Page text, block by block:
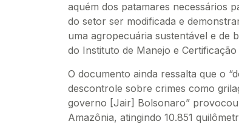
aquém dos patamares necessários
do setor ser modificada e
uma agropecuária sustentável e de
do Instituto de Manejo e
O documento ainda ressalta que o
descontrole sobre crimes como
governo [Jair] Bolsonaro”
Amazônia, atingindo 10.851